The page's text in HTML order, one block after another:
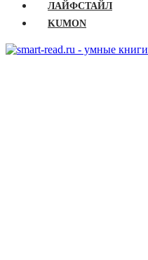
ЛАЙФСТАЙЛ
KUMON